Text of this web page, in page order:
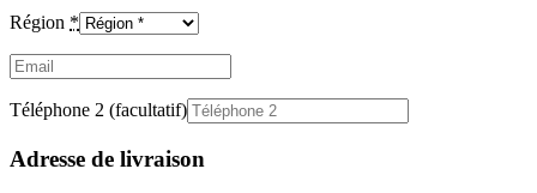
Région *
Email
Téléphone 2 (facultatif)
Adresse de livraison